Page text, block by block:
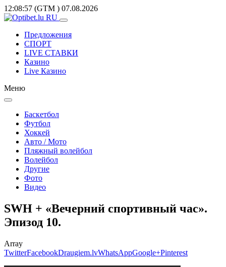
12:08:57 (GTM ) 07.08.2026
Предложения
СПОРТ
LIVE СТАВКИ
Казино
Live Казино
Меню
Баскетбол
Футбол
Хоккей
Авто / Мото
Пляжный волейбол
Волейбол
Другие
Фото
Видео
SWH + «Вечерний спортивный час».
Эпизод 10.
Array
TwitterFacebookDraugiem.lvWhatsAppGoogle+Pinterest